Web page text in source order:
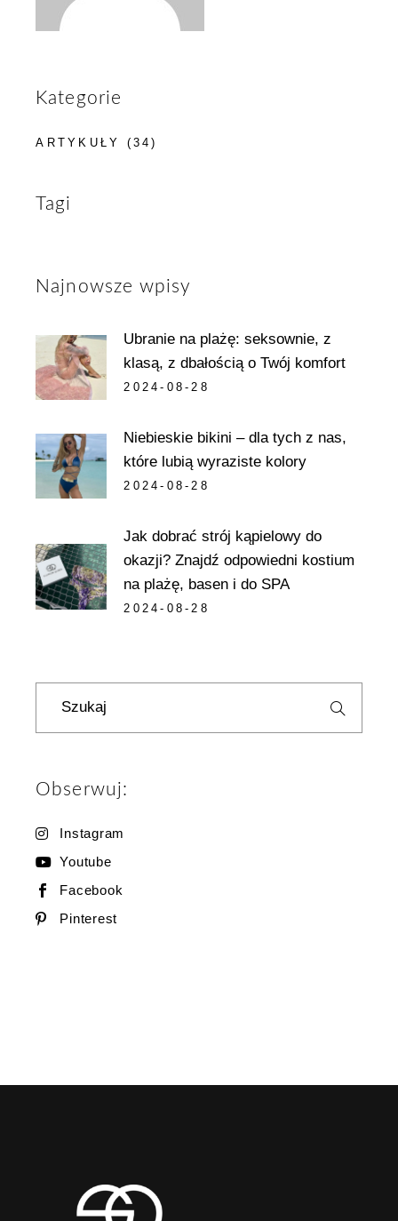
Kategorie
ARTYKUŁY (34)
Tagi
Najnowsze wpisy
Ubranie na plażę: seksownie, z
klasą, z dbałością o Twój komfort
2024-08-28
Niebieskie bikini – dla tych z nas,
które lubią wyraziste kolory
2024-08-28
Jak dobrać strój kąpielowy do
okazji? Znajdź odpowiedni kostium
na plażę, basen i do SPA
2024-08-28
Szukaj
Obserwuj:
Instagram
Youtube
Facebook
Pinterest